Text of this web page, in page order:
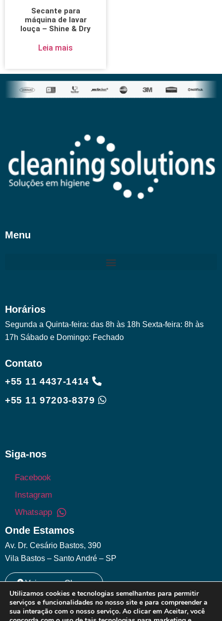
Secante para
máquina de lavar
louça – Shine & Dry
Leia mais
Menu
Horários
Segunda a Quinta-feira: das 8h às 18h Sexta-feira: 8h às
17h Sábado e Domingo: Fechado
Contato
+55 11 4437-1414
+55 11 97203-8379
Siga-nos
Facebook
Instagram
Whatsapp
Onde Estamos
Av. Dr. Cesário Bastos, 390
Vila Bastos – Santo André – SP
Veja como Chegar
Utilizamos cookies e tecnologias semelhantes para permitir
serviços e funcionalidades no nosso site e para compreender a
sua interação com o nosso serviço. Ao clicar em Aceitar, você